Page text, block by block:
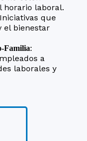
horario laboral.
que
el bienestar
Familia:
a
laborales y